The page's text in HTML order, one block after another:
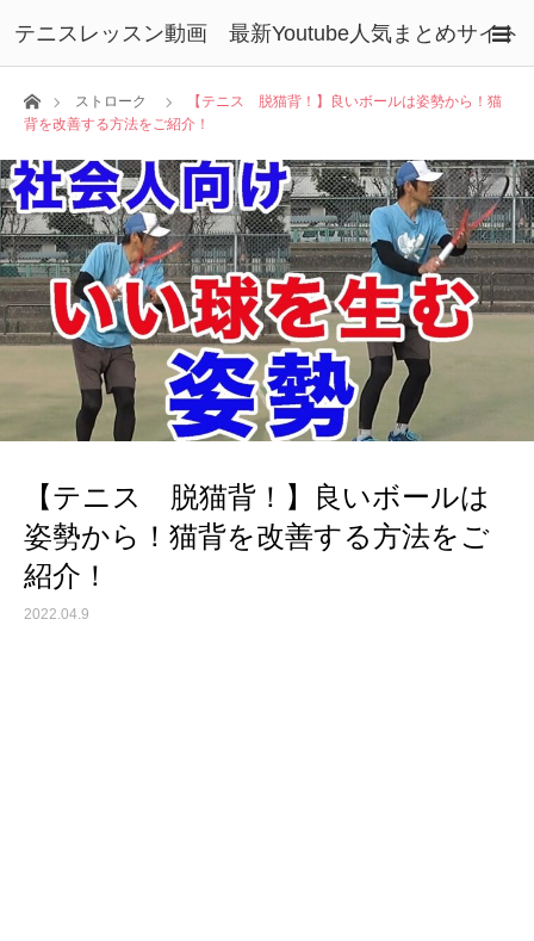
テニスレッスン動画 最新Youtube人気まとめサイト
ホームストローク
【テニス 脱猫背！】良いボールは姿勢から！猫
背を改善する方法をご紹介！
【テニス 脱猫背！】良いボールは
姿勢から！猫背を改善する方法をご
紹介！
2022.04.9